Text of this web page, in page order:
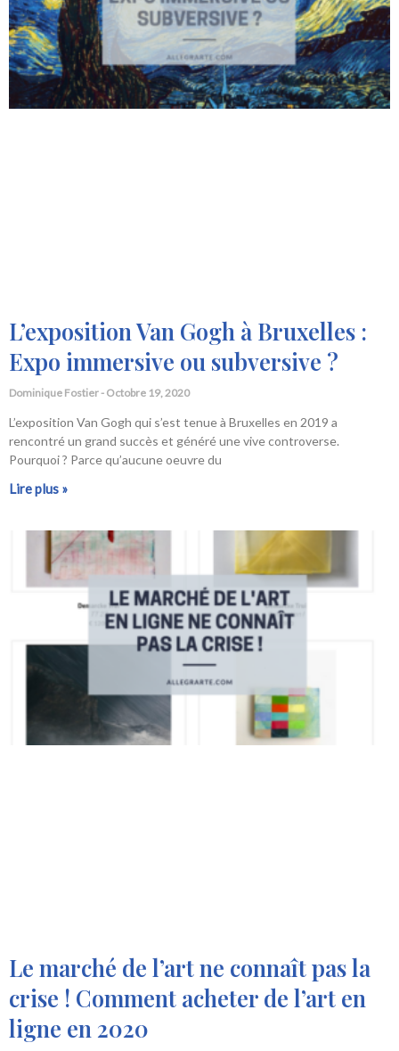
L’exposition Van Gogh à Bruxelles :
Expo immersive ou subversive ?
Dominique Fostier Octobre 19, 2020
L’exposition Van Gogh qui s’est tenue à Bruxelles en 2019 a
rencontré un grand succès et généré une vive controverse.
Pourquoi ? Parce qu’aucune oeuvre du
Lire plus »
Le marché de l’art ne connaît pas la
crise ! Comment acheter de l’art en
ligne en 2020